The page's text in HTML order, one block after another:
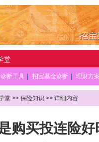
堂
断工具 招宝基金诊断 理财方
堂 >> 保险知识 >> 详细内容
购买投连险